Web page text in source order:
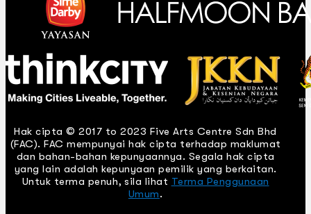
Hak cipta © 2017 to 2023 Five Arts Centre Sdn Bhd
(FAC). FAC mempunyai hak cipta terhadap maklumat
dan bahan-bahan kepunyaannya. Segala hak cipta
yang lain adalah kepunyaan pemilik yang berkaitan.
Untuk terma penuh, sila lihat Terma Penggunaan
Umum.